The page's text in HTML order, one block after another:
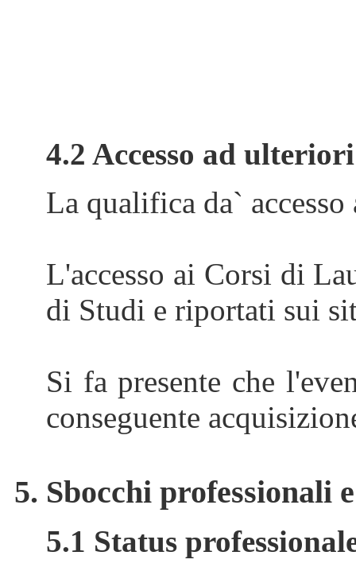
4.2 Accesso ad
La qualifica da`
L'accesso ai Corsi di
di Studi e riportati sui
Si fa presente che
conseguente
5. Sbocchi professionali
5.1 Status